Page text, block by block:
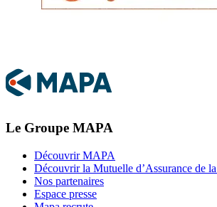
Le Groupe MAPA
Découvrir MAPA
Découvrir la Mutuelle d’Assurance de
Nos partenaires
Espace presse